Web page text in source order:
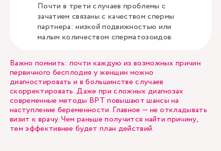
Почти в трети случаев проблемы с
зачатием связаны с качеством спермы
партнера: низкой подвижностью или
малым количеством сперматозоидов.
Важно помнить: почти каждую из возможных причин
первичного бесплодия у женщин можно
диагностировать и в большинстве случаев
скорректировать. Даже при сложных диагнозах
современные методы ВРТ повышают шансы на
наступление беременности. Главное — не откладывать
визит к врачу. Чем раньше получится найти причину,
тем эффективнее будет план действий.